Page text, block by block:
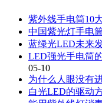
紫外线手电筒10
中国紫光灯手电
蓝绿光LED未来
LED强光手电筒
05-10
为什么人眼没有
白光LED的驱动